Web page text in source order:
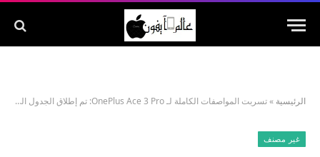
الرئيسية »تسربت المواصفات الكاملة لـ OnePlus Ace 3 Pro: تم إطلاق الجدول الزمني للربع الثالث من عام 2024
غير مصنف